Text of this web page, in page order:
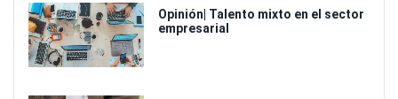
Opinión| Talento mixto en el sector
empresarial